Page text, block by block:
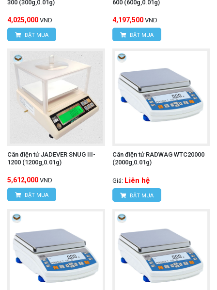
300 (300g,0.01g)
4,025,000 VND
ĐẶT MUA
600 (600g,0.01g)
4,197,500 VND
ĐẶT MUA
Cân điện tử JADEVER SNUG III-
1200 (1200g,0.01g)
5,612,000 VND
ĐẶT MUA
Cân điện tử RADWAG WTC20000
(2000g,0.01g)
Giá: Liên hệ
ĐẶT MUA